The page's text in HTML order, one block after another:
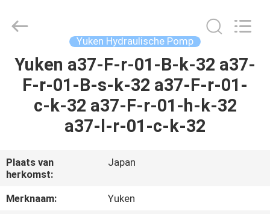
HUIS
PRODUCTEN
ONS
FABRIEKSREIS
Electronic
Limited.
Yuken Hydraulische Pomp
Yuken a37-F-r-01-B-k-32 a37-
F-r-01-B-s-k-32 a37-F-r-01-
c-k-32 a37-F-r-01-h-k-32
a37-l-r-01-c-k-32
Plaats van
herkomst:
Japan
Merknaam:
Yuken